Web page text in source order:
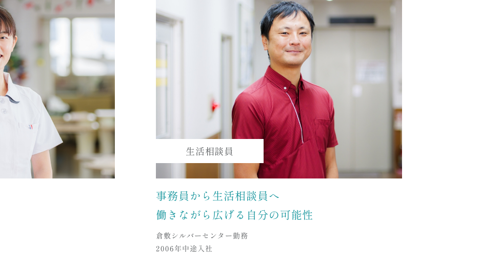
生活相談員
事務員から生活相談員へ
働きながら広げる自分の可能性
倉敷シルバーセンター勤務
2006年中途入社